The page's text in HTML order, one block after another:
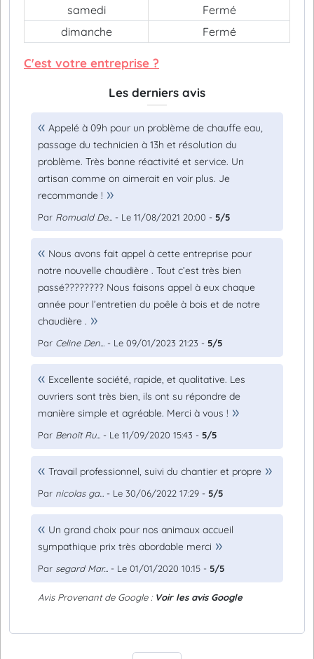
samedi
Fermé
dimanche
Fermé
C'est votre entreprise ?
Les derniers avis
Appelé à 09h pour un problème de chauffe eau,
passage du technicien à 13h et résolution du
problème. Très bonne réactivité et service. Un
artisan comme on aimerait en voir plus. Je
recommande !
Par Romuald De... - Le 11/08/2021 20:00 - 5/5
Nous avons fait appel à cette entreprise pour
notre nouvelle chaudière . Tout c’est très bien
passé???????? Nous faisons appel à eux chaque
année pour l’entretien du poêle à bois et de notre
chaudière .
Par Celine Den... - Le 09/01/2023 21:23 - 5/5
Excellente société, rapide, et qualitative. Les
ouvriers sont très bien, ils ont su répondre de
manière simple et agréable. Merci à vous !
Par Benoît Ru... - Le 11/09/2020 15:43 - 5/5
Travail professionnel, suivi du chantier et propre
Par nicolas ga... - Le 30/06/2022 17:29 - 5/5
Un grand choix pour nos animaux accueil
sympathique prix très abordable merci
Par segard Mar... - Le 01/01/2020 10:15 - 5/5
Avis Provenant de Google : Voir les avis Google